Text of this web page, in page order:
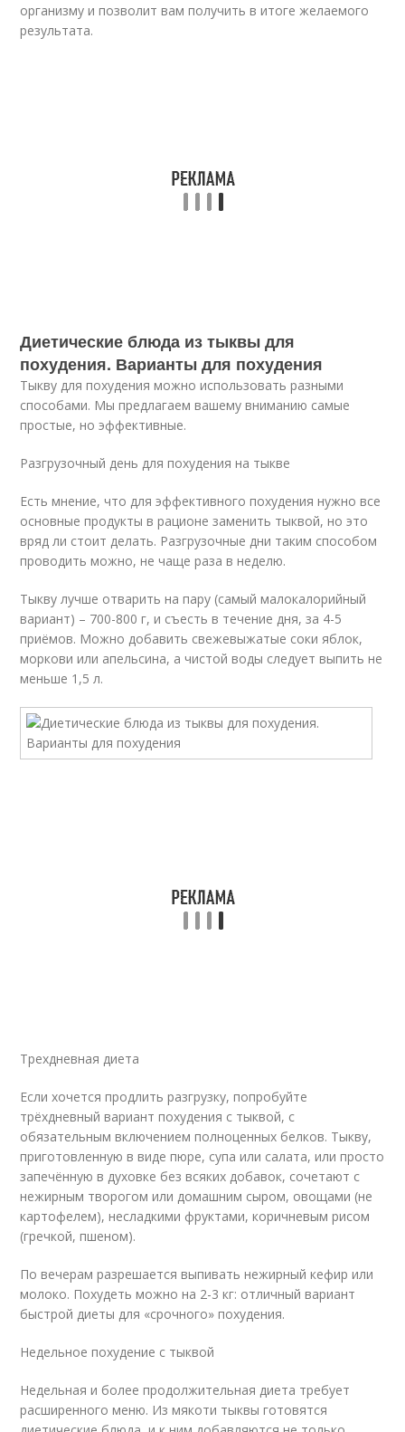
организму и позволит вам получить в итоге желаемого
результата.
Диетические блюда из тыквы для
похудения. Варианты для похудения
Тыкву для похудения можно использовать разными
способами. Мы предлагаем вашему вниманию самые
простые, но эффективные.
Разгрузочный день для похудения на тыкве
Есть мнение, что для эффективного похудения нужно все
основные продукты в рационе заменить тыквой, но это
вряд ли стоит делать. Разгрузочные дни таким способом
проводить можно, не чаще раза в неделю.
Тыкву лучше отварить на пару (самый малокалорийный
вариант) – 700-800 г, и съесть в течение дня, за 4-5
приёмов. Можно добавить свежевыжатые соки яблок,
моркови или апельсина, а чистой воды следует выпить не
меньше 1,5 л.
Трехдневная диета
Если хочется продлить разгрузку, попробуйте
трёхдневный вариант похудения с тыквой, с
обязательным включением полноценных белков. Тыкву,
приготовленную в виде пюре, супа или салата, или просто
запечённую в духовке без всяких добавок, сочетают с
нежирным творогом или домашним сыром, овощами (не
картофелем), несладкими фруктами, коричневым рисом
(гречкой, пшеном).
По вечерам разрешается выпивать нежирный кефир или
молоко. Похудеть можно на 2-3 кг: отличный вариант
быстрой диеты для «срочного» похудения.
Недельное похудение с тыквой
Недельная и более продолжительная диета требует
расширенного меню. Из мякоти тыквы готовятся